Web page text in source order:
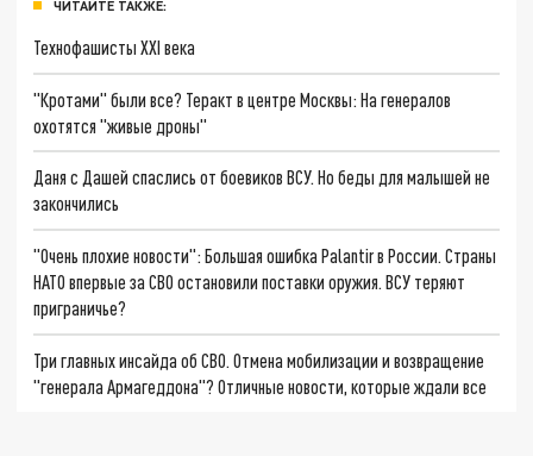
ЧИТАЙТЕ ТАКЖЕ:
Технофашисты XXI века
"Кротами" были все? Теракт в центре Москвы: На генералов
охотятся "живые дроны"
Даня с Дашей спаслись от боевиков ВСУ. Но беды для малышей не
закончились
"Очень плохие новости": Большая ошибка Palantir в России. Страны
НАТО впервые за СВО остановили поставки оружия. ВСУ теряют
приграничье?
Три главных инсайда об СВО. Отмена мобилизации и возвращение
"генерала Армагеддона"? Отличные новости, которые ждали все